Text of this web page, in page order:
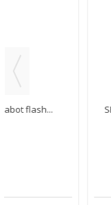
SBSL300 - Boîte à